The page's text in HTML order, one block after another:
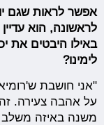
לראשונה, הוא
באילו היבטים את
לימינו?
"אני חושבת
על אהבה צעירה.
משנה באיזה משלב